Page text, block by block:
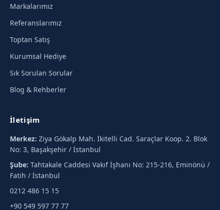
Markalarımız
Referanslarımız
Toptan Satış
Kurumsal Hediye
Sık Sorulan Sorular
Blog & Rehberler
İletişim
Merkez: Ziya Gökalp Mah. İkitelli Cad. Saraçlar Koop. 2. Blok
No: 3, Başakşehir / İstanbul
Şube: Tahtakale Caddesi Vakıf İşhanı No: 215-216, Eminönü /
Fatih / İstanbul
0212 486 15 15
+90 549 597 77 77